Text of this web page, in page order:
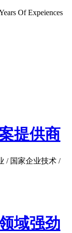
Of Expeiences
提供商
/ 国家企业技术 /
域强劲